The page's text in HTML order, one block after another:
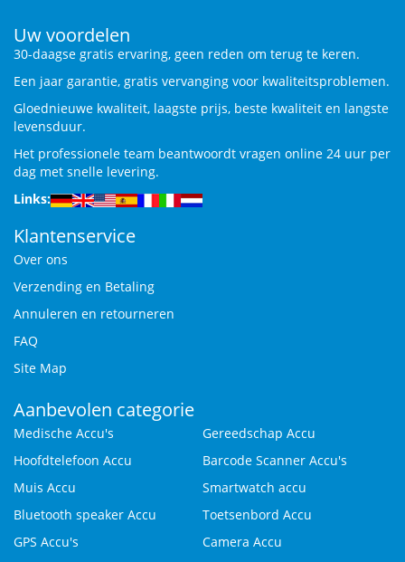
Uw voordelen
30-daagse gratis ervaring, geen reden om terug te keren.
Een jaar garantie, gratis vervanging voor kwaliteitsproblemen.
Gloednieuwe kwaliteit, laagste prijs, beste kwaliteit en langste
levensduur.
Het professionele team beantwoordt vragen online 24 uur per
dag met snelle levering.
Links:
Klantenservice
Over ons
Verzending en Betaling
Annuleren en retourneren
FAQ
Site Map
Aanbevolen categorie
Medische Accu's
Gereedschap Accu
Hoofdtelefoon Accu
Barcode Scanner Accu's
Muis Accu
Smartwatch accu
Bluetooth speaker Accu
Toetsenbord Accu
GPS Accu's
Camera Accu